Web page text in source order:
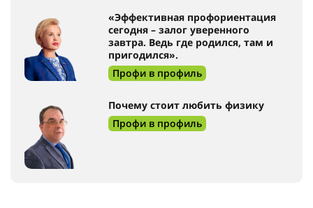
«Эффективная профориентация
сегодня – залог уверенного
завтра. Ведь где родился, там и
пригодился».
Профи в профиль
Почему стоит любить физику
Профи в профиль